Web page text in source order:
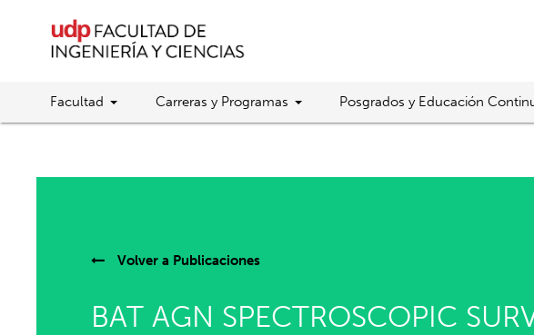
Facultad Carreras y Programas Posgrados y Educación
Volver a Publicaciones
BAT AGN SPECTROSCOPIC